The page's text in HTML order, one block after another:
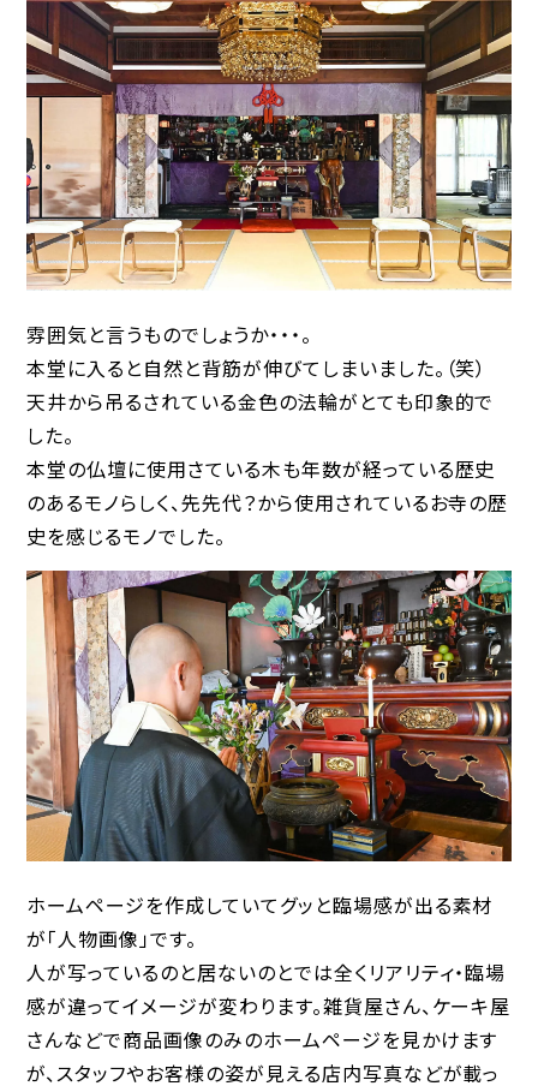
雰囲気と言うものでしょうか・・・。
本堂に入ると自然と背筋が伸びてしまいました。（笑）
天井から吊るされている金色の法輪がとても印象的で
した。
本堂の仏壇に使用さている木も年数が経っている歴史
のあるモノらしく、先先代？から使用されているお寺の歴
史を感じるモノでした。
ホームページを作成していてグッと臨場感が出る素材
が「人物画像」です。
人が写っているのと居ないのとでは全くリアリティ・臨場
感が違ってイメージが変わります。雑貨屋さん、ケーキ屋
さんなどで商品画像のみのホームページを見かけます
が、スタッフやお客様の姿が見える店内写真などが載っ